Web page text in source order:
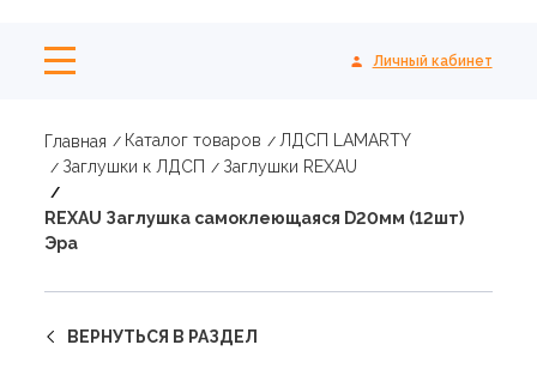
Личный кабинет
Главная Каталог товаров
ЛДСП LAMARTY
Заглушки к ЛДСП
Заглушки REXAU
REXAU Заглушка самоклеющаяся D20мм (12шт)
Эра
ВЕРНУТЬСЯ В РАЗДЕЛ